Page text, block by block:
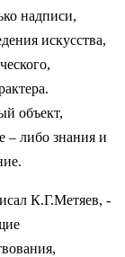
надписи,
искусства,
объект,
– либо знания и
К.Г.Метяев, -